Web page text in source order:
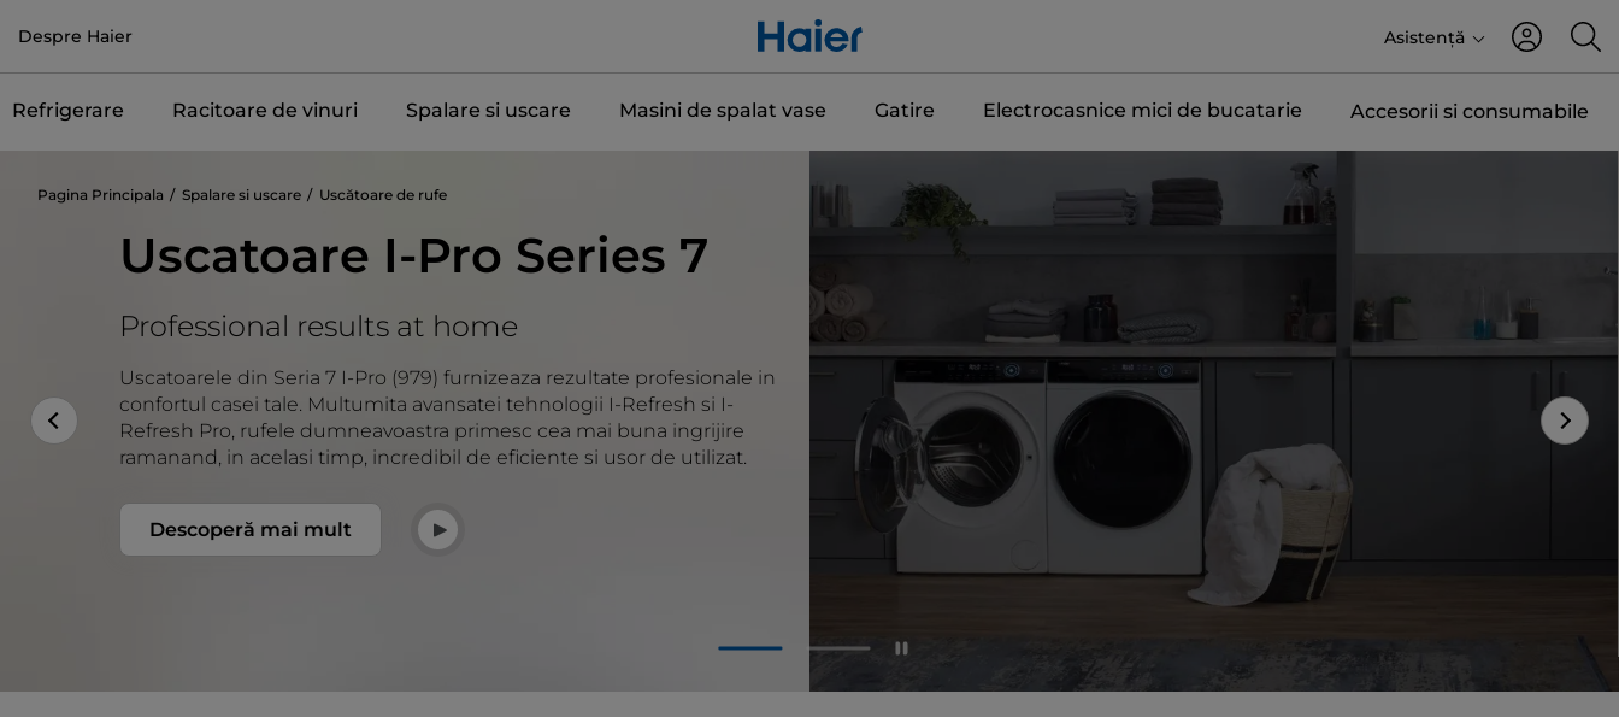
Despre Haier Asistență
Refrigerare Racitoare de vinuri Spalare si uscare Masini de spalat vase Gatire Electrocasnice mici de bucatarie Accesorii si consumabile
Pagina Principala Spalare si uscare Uscătoare de rufe
Uscatoare I-Pro Series 7
Professional results at home
Uscatoarele din Seria 7 I-Pro (979) furnizeaza rezultate profesionale in
confortul casei tale. Multumita avansatei tehnologii I-Refresh si I-
Refresh Pro, rufele dumneavoastra primesc cea mai buna ingrijire
ramanand, in acelasi timp, incredibil de eficiente si usor de utilizat.
Descoperă mai mult
1 2